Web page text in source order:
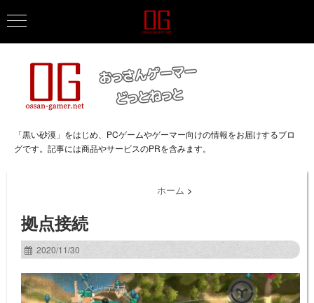
「黒い砂漠」をはじめ、PCゲームやゲーマー向けの情報をお届けするブロ
グです。記事には商品やサービスのPRを含みます。
ホーム >
拠点接続
2020/11/30